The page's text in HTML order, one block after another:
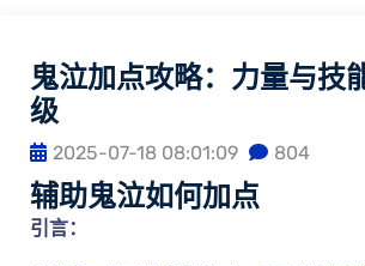
鬼泣加点攻略：力量与技
级
2025-07-18 08:01:09 804
辅助鬼泣如何加点
引言：